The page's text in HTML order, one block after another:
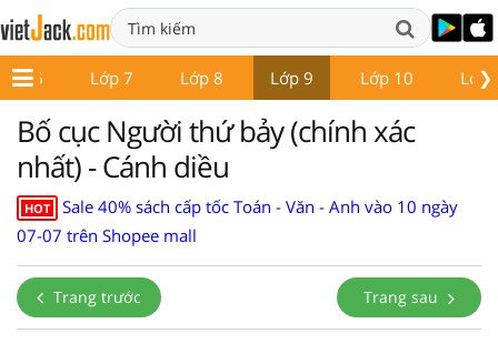
❯
Lớp 6 Lớp 7 Lớp 8 Lớp 9 Lớp 10 Lớp
Bố cục Người thứ bảy (chính xác
nhất) - Cánh diều
HOT
Sale 40% sách cấp tốc Toán - Văn - Anh vào 10 ngày
07-07 trên Shopee mall
Trang trước Trang sau